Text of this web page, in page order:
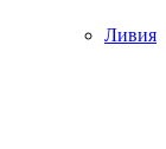
Ливия